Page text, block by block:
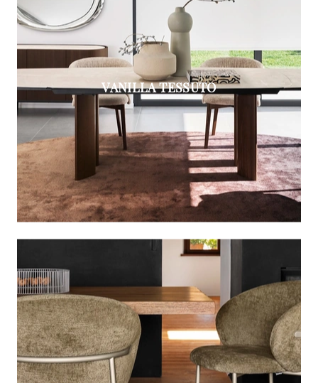
VANILLA TESSUTO